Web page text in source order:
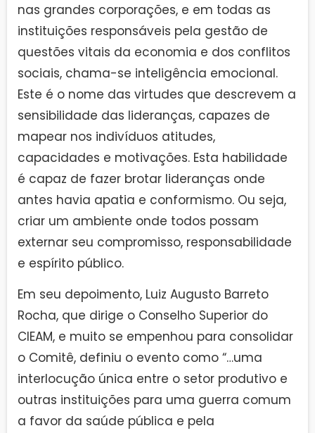
nas grandes corporações, e em todas as
instituições responsáveis pela gestão de
questões vitais da economia e dos conflitos
sociais, chama-se inteligência emocional.
Este é o nome das virtudes que descrevem a
sensibilidade das lideranças, capazes de
mapear nos indivíduos atitudes,
capacidades e motivações. Esta habilidade
é capaz de fazer brotar lideranças onde
antes havia apatia e conformismo. Ou seja,
criar um ambiente onde todos possam
externar seu compromisso, responsabilidade
e espírito público.
Em seu depoimento, Luiz Augusto Barreto
Rocha, que dirige o Conselho Superior do
CIEAM, e muito se empenhou para consolidar
o Comitê, definiu o evento como “…uma
interlocução única entre o setor produtivo e
outras instituições para uma guerra comum
a favor da saúde pública e pela